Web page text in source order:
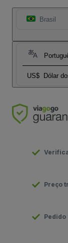
Brasil
US$ Dólar
Preço